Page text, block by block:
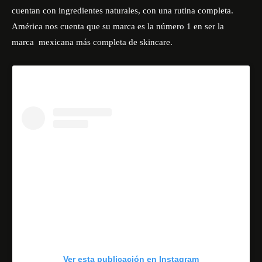
cuentan con ingredientes naturales, con una rutina completa.
América nos cuenta que su marca es la número 1 en ser la
marca mexicana más completa de skincare.
Ver esta publicación en Instagram